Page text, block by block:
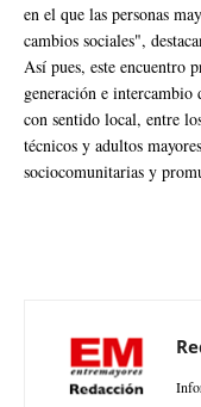
en el que las personas
cambios sociales",
Así pues, este encuentro
generación e
con sentido local, entre
técnicos y adultos
sociocomunitarias y